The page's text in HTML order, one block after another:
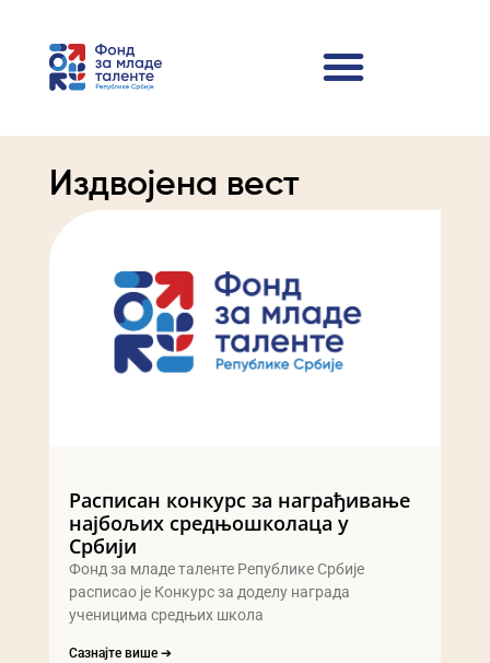
Издвојена вест
Расписан конкурс за награђивање
најбољих средњошколаца у
Србији
Фонд за младе таленте Републике Србије
расписао је Конкурс за доделу награда
ученицима средњих школа
Сазнајте више ➔